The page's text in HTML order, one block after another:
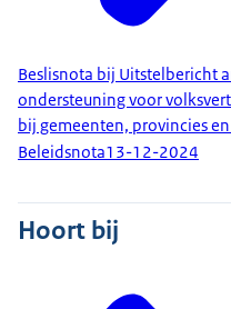
Beslisnota bij Uitstelbericht
ondersteuning voor
bij gemeenten, provincies
Beleidsnota13-12-2024
Hoort bij